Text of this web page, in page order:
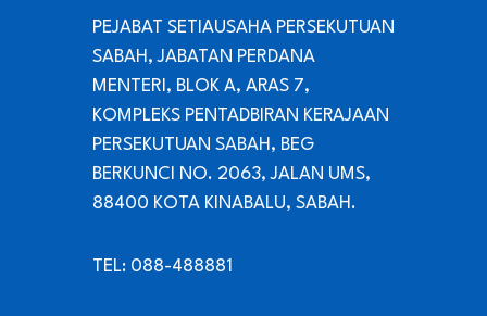
PEJABAT SETIAUSAHA PERSEKUTUAN
SABAH, JABATAN PERDANA
MENTERI, BLOK A, ARAS 7,
KOMPLEKS PENTADBIRAN KERAJAAN
PERSEKUTUAN SABAH, BEG
BERKUNCI NO. 2063, JALAN UMS,
88400 KOTA KINABALU, SABAH.
TEL: 088-488881